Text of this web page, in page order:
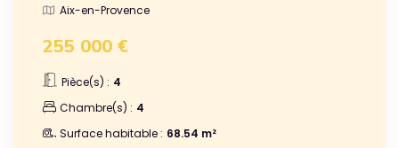
Aix-en-Provence
255 000 €
Pièce(s) : 4
Chambre(s) : 4
Surface habitable : 68.54 m²